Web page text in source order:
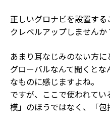
正しいグロナビを設置す
クレベルアップしませんか
あまり耳なじみのない方に
グローバルなんて聞くと
なものに感じますよね。
ですが、ここで使われて
模」のほうではなく、「包